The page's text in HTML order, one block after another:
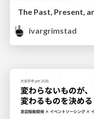
The Past, Present,
ivargrimstad